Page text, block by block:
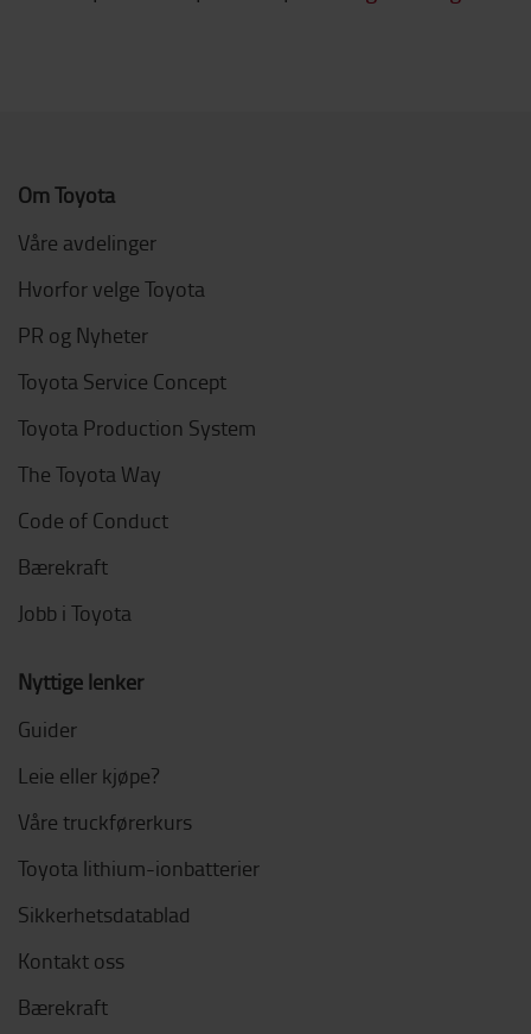
Om Toyota
Våre avdelinger
Hvorfor velge Toyota
PR og Nyheter
Toyota Service Concept
Toyota Production System
The Toyota Way
Code of Conduct
Bærekraft
Jobb i Toyota
Nyttige lenker
Guider
Leie eller kjøpe?
Våre truckførerkurs
Toyota lithium-ionbatterier
Sikkerhetsdatablad
Kontakt oss
Bærekraft